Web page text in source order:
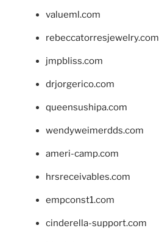
valueml.com
rebeccatorresjewelry.com
jmpbliss.com
drjorgerico.com
queensushipa.com
wendyweimerdds.com
ameri-camp.com
hrsreceivables.com
empconst1.com
cinderella-support.com